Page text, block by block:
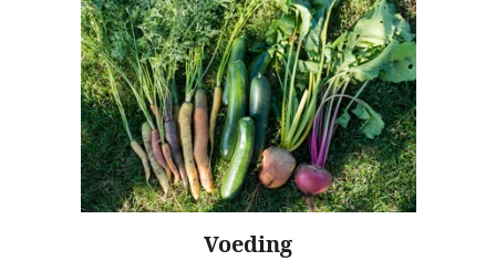
Voeding